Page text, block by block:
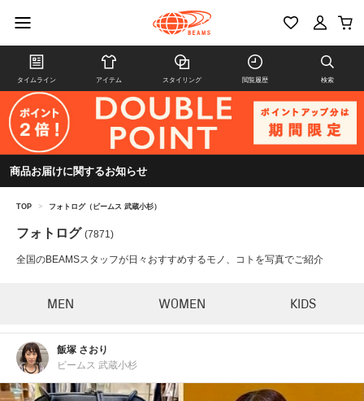
タイムライン アイテム スタイリング 閲覧履歴 検索
商品お届けに関するお知らせ
TOP > フォトログ（ビームス 武蔵小杉）
フォトログ (7871)
全国のBEAMSスタッフが日々おすすめするモノ、コトを写真でご紹介
MEN WOMEN KIDS
飯塚 さおり
ビームス 武蔵小杉